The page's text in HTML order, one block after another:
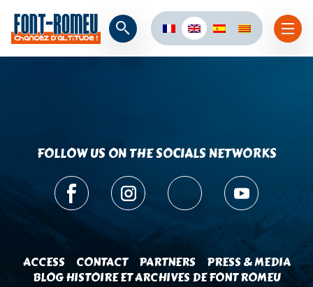
FOLLOW US ON THE SOCIALS NETWORKS
ACCESS CONTACT PARTNERS
PRESS & MEDIA
BLOG HISTOIRE ET ARCHIVES DE FONT ROMEU